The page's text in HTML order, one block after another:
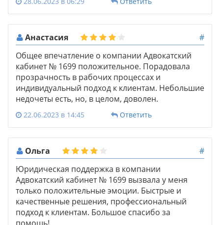
Анастасия
#
Общее впечатление о компании Адвокатский
кабинет № 1699 положительное. Порадовала
прозрачность в рабочих процессах и
индивидуальный подход к клиентам. Небольшие
недочеты есть, но, в целом, доволен.
22.06.2023 в 14:45 Ответить
Ольга
#
Юридическая поддержка в компании
Адвокатский кабинет № 1699 вызвала у меня
только положительные эмоции. Быстрые и
качественные решения, профессиональный
подход к клиентам. Большое спасибо за